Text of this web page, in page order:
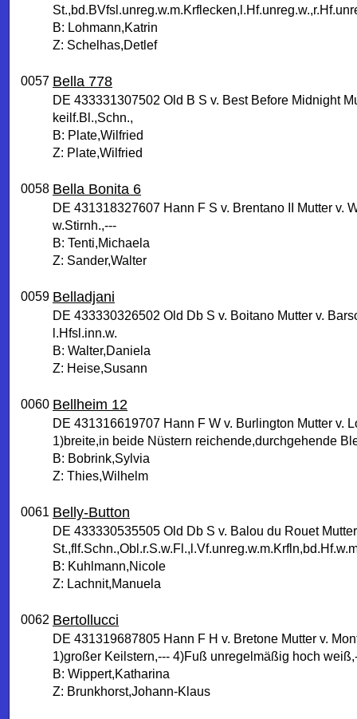
B: Lohmann,Katrin
Z: Schelhas,Detlef
0057 Bella 778
DE 433331307502 Old B S v. Best Before Midnight
keilf.Bl.,Schn.,
B: Plate,Wilfried
Z: Plate,Wilfried
0058 Bella Bonita 6
DE 431318327607 Hann F S v. Brentano II Mutter v.
w.Stirnh.,---
B: Tenti,Michaela
Z: Sander,Walter
0059 Belladjani
DE 433330326502 Old Db S v. Boitano Mutter v.
l.Hfsl.inn.w.
B: Walter,Daniela
Z: Heise,Susann
0060 Bellheim 12
DE 431316619707 Hann F W v. Burlington Mutter v.
1)breite,in beide Nüstern reichende,durchgehende
B: Bobrink,Sylvia
Z: Thies,Wilhelm
0061 Belly-Button
DE 433330535505 Old Db S v. Balou du Rouet
B: Kuhlmann,Nicole
Z: Lachnit,Manuela
0062 Bertollucci
DE 431319687805 Hann F H v. Bretone Mutter v.
1)großer Keilstern,--- 4)Fuß unregelmäßig hoch
B: Wippert,Katharina
Z: Brunkhorst,Johann-Klaus